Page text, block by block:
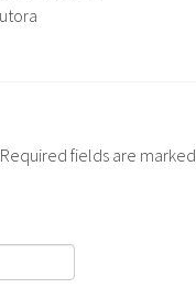
fields are marked